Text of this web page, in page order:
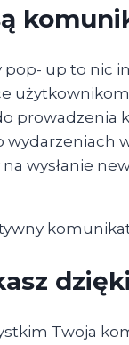
pop- up to nic
prowadzenia
wydarzeniach
wysłanie
Twoja